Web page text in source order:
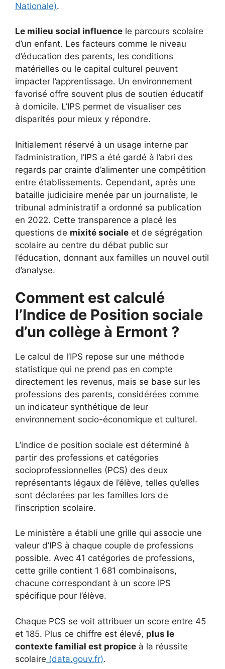
Nationale).
Le milieu social influence le parcours scolaire
d’un enfant. Les facteurs comme le niveau
d’éducation des parents, les conditions
matérielles ou le capital culturel peuvent
impacter l’apprentissage. Un environnement
favorisé offre souvent plus de soutien éducatif
à domicile. L’IPS permet de visualiser ces
disparités pour mieux y répondre.
Initialement réservé à un usage interne par
l’administration, l’IPS a été gardé à l’abri des
regards par crainte d’alimenter une compétition
entre établissements. Cependant, après une
bataille judiciaire menée par un journaliste, le
tribunal administratif a ordonné sa publication
en 2022. Cette transparence a placé les
questions de mixité sociale et de ségrégation
scolaire au centre du débat public sur
l’éducation, donnant aux familles un nouvel outil
d’analyse.
Comment est calculé
l’Indice de Position sociale
d’un collège à Ermont ?
Le calcul de l’IPS repose sur une méthode
statistique qui ne prend pas en compte
directement les revenus, mais se base sur les
professions des parents, considérées comme
un indicateur synthétique de leur
environnement socio-économique et culturel.
L’indice de position sociale est déterminé à
partir des professions et catégories
socioprofessionnelles (PCS) des deux
représentants légaux de l’élève, telles qu’elles
sont déclarées par les familles lors de
l’inscription scolaire.
Le ministère a établi une grille qui associe une
valeur d’IPS à chaque couple de professions
possible. Avec 41 catégories de professions,
cette grille contient 1 681 combinaisons,
chacune correspondant à un score IPS
spécifique pour l’élève.
Chaque PCS se voit attribuer un score entre 45
et 185. Plus ce chiffre est élevé, plus le
contexte familial est propice à la réussite
scolaire (data.gouv.fr).